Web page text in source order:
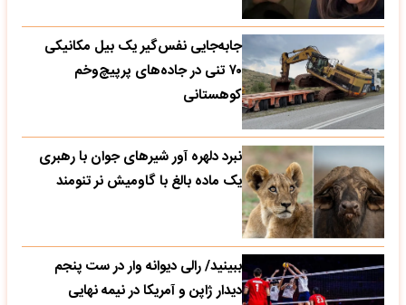
جابه‌جایی نفس‌گیر یک بیل مکانیکی
۷۰ تنی در جاده‌های پرپیچ‌وخم
کوهستانی
نبرد دلهره آور شیرهای جوان با رهبری
یک ماده بالغ با گاومیش نر تنومند
ببینید/ رالی دیوانه وار در ست پنجم
دیدار ژاپن و آمریکا در نیمه نهایی